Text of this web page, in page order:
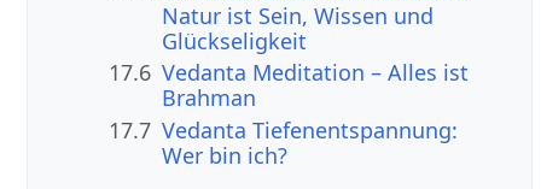
Natur ist Sein, Wissen und
Glückseligkeit
17.6 Vedanta Meditation – Alles ist
Brahman
17.7 Vedanta Tiefenentspannung:
Wer bin ich?